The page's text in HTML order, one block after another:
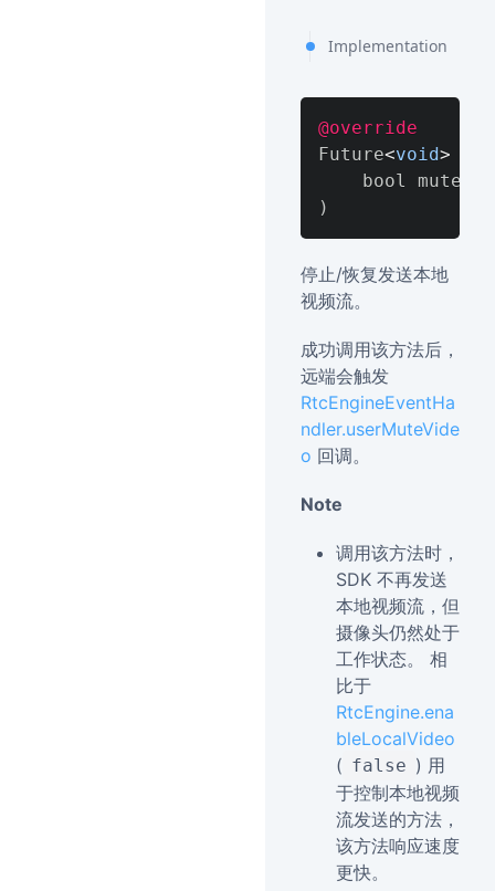
Implementation
@override
Future<void>
)
停止/恢复发送本地
视频流。
成功调用该方法后，
远端会触发
RtcEngineEventHa
ndler.userMuteVide
o 回调。
Note
调用该方法时，
SDK 不再发送
本地视频流，但
摄像头仍然处于
工作状态。 相
比于
RtcEngine.ena
bleLocalVideo
( false ) 用
于控制本地视频
流发送的方法，
该方法响应速度
更快。